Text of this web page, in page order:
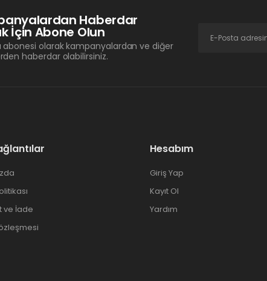
Haberdar
İçin Abone Olun
abonesi olarak kampanyalardan ve diğer
haberdar olabilirsiniz.
ve İade
Hesabım
Giriş Yap
Kayıt Ol
Yardım